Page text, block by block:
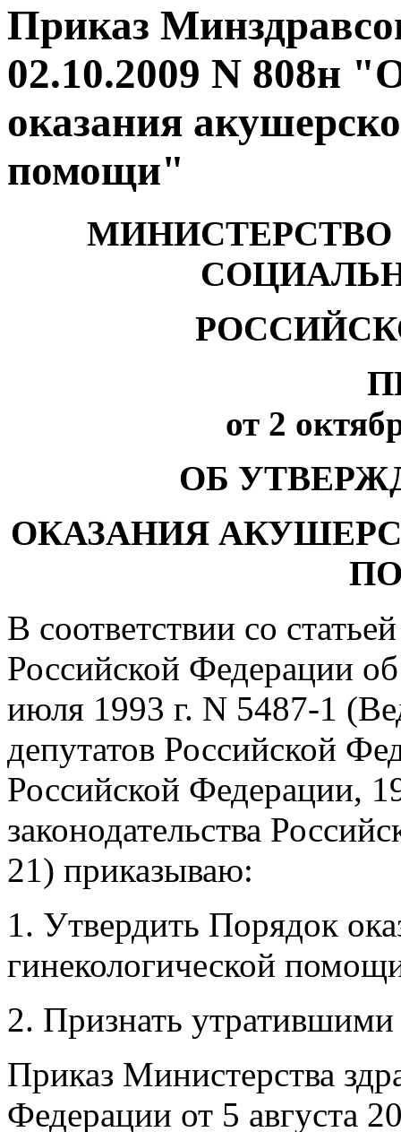
Приказ
02.10.2009 N 808н
оказания
помощи"
МИНИСТЕРСТВО
от 2
ОБ
ОКАЗАНИЯ
В соответствии со
Российской Федерации
июля 1993 г. N 5487-1
депутатов Российской
Российской Федерации,
законодательства
21) приказываю:
1. Утвердить Порядок
гинекологической
2. Признать утратившими
Приказ Министерства
Федерации от 5 августа